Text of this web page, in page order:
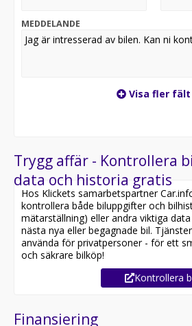
Utrustning inkluderar:
- GT
- Motor- och kupévärmare
Övrig information om bilen:
Vid blandad körning är
Besiktigad till och med 2027-06-30
Möjlighet till 12-60 månaders
Servicehistorik:
2017-07-27 - 2190 mil
2019-07-05 - 6014 mil
2020-07-02 - 7399 mil
2025-04-24 - 12768 mil
MEDDELANDE
Visa fler fält
Trygg affär - Kontrollera
data och historia gratis
Hos Klickets samarbetspartner
kontrollera både biluppgifter och
mätarställning) eller andra viktiga
nästa nya eller begagnade bil.
använda för privatpersoner - för ett
och säkrare bilköp!
Kontrollera
Finansiering